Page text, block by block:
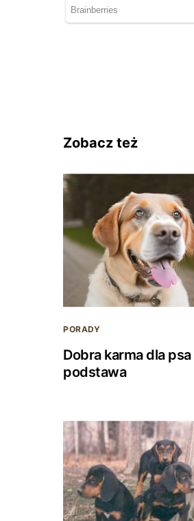
Zobacz też
PORADY
Dobra karma dla
podstawa